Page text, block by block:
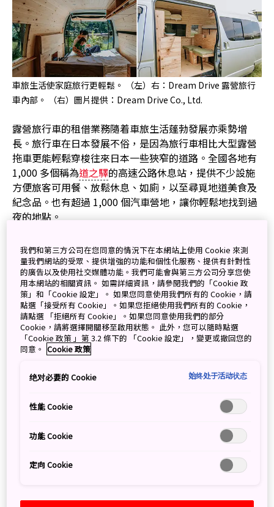
車旅生活使家庭旅行更輕鬆。 （左）右：Dream Drive 露營旅行
車內部。 （右）圖片提供：Dream Drive Co., Ltd.
露營旅行車的租借業務隨着車旅生活蓬勃發展亦乘勢增
長。旅行車在日本發展不俗，是因為旅行車相比大型露營
拖車更能輕鬆穿梭往來日本一些狹窄的道路。全國各地有
1,000 多個稱為道之驛的高速公路休息站，提供不少設施
方便旅客可用餐、放鬆休息、如廁，以至尋覓地道美食及
紀念品。也有超過 1,000 個汽車營地，讓你輕鬆地找到過
夜的地點。
更重要的是以旅行車代步暢遊日本的話，讓你能探索更多
自駕才能到達的景點。
日本的汽車營地非常安全。圖片提供：Dream Drive Co., Ltd.
我們和第三方公司在您同意的情況下在本網站上使用 Cookie 來測
量我們網站的受眾、提供增強的功能和個性化服務、提供有針對性
的廣告以及使用社交媒體功能。我們可能會與第三方公司分享您使
用本網站的相關資訊。 如需詳細資訊，請參閱我們的「Cookie 政
策」和「Cookie 設定」。 如果您同意使用我們所有的 Cookie，請
點選「接受所有 Cookie」。如果您拒絕使用我們所有的 Cookie，
請點選 「拒絕所有 Cookie」。如果您同意使用我們的部分
Cookie，請將選擇開關移至啟用狀態。 此外，您可以隨時點選
「Cookie 政策 」第 3.2 條下的 「Cookie 設定」，變更或撤回您的
同意。 Cookie 政策
绝对必要的 Cookie 始终处于活动状态
性能 Cookie
功能 Cookie
定向 Cookie